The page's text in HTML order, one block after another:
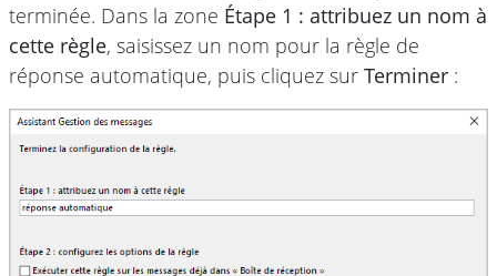
terminée. Dans la zone Étape 1 : attribuez un nom à
cette règle, saisissez un nom pour la règle de
réponse automatique, puis cliquez sur Terminer :